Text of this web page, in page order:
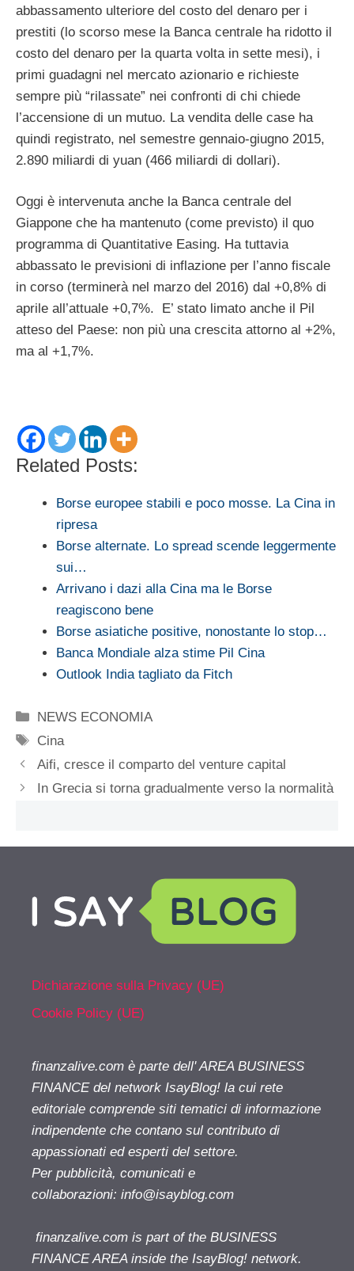
abbassamento ulteriore del costo del denaro per i
prestiti (lo scorso mese la Banca centrale ha ridotto il
costo del denaro per la quarta volta in sette mesi), i
primi guadagni nel mercato azionario e richieste
sempre più “rilassate” nei confronti di chi chiede
l’accensione di un mutuo. La vendita delle case ha
quindi registrato, nel semestre gennaio-giugno 2015,
2.890 miliardi di yuan (466 miliardi di dollari).
Oggi è intervenuta anche la Banca centrale del
Giappone che ha mantenuto (come previsto) il quo
programma di Quantitative Easing. Ha tuttavia
abbassato le previsioni di inflazione per l’anno fiscale
in corso (terminerà nel marzo del 2016) dal +0,8% di
aprile all’attuale +0,7%. E’ stato limato anche il Pil
atteso del Paese: non più una crescita attorno al +2%,
ma al +1,7%.
Related Posts:
Borse europee stabili e poco mosse. La Cina in
ripresa
Borse alternate. Lo spread scende leggermente
sui…
Arrivano i dazi alla Cina ma le Borse
reagiscono bene
Borse asiatiche positive, nonostante lo stop…
Banca Mondiale alza stime Pil Cina
Outlook India tagliato da Fitch
Categorie
NEWS ECONOMIA
Tag
Cina
Aifi, cresce il comparto del venture capital
In Grecia si torna gradualmente verso la normalità
Dichiarazione sulla Privacy (UE)
Cookie Policy (UE)
finanzalive.com è parte dell' AREA BUSINESS
FINANCE del network IsayBlog! la cui rete
editoriale comprende siti tematici di informazione
indipendente che contano sul contributo di
appassionati ed esperti del settore.
Per pubblicità, comunicati e
collaborazioni: info@isayblog.com
finanzalive.com is part of the BUSINESS
FINANCE AREA inside the IsayBlog! network.